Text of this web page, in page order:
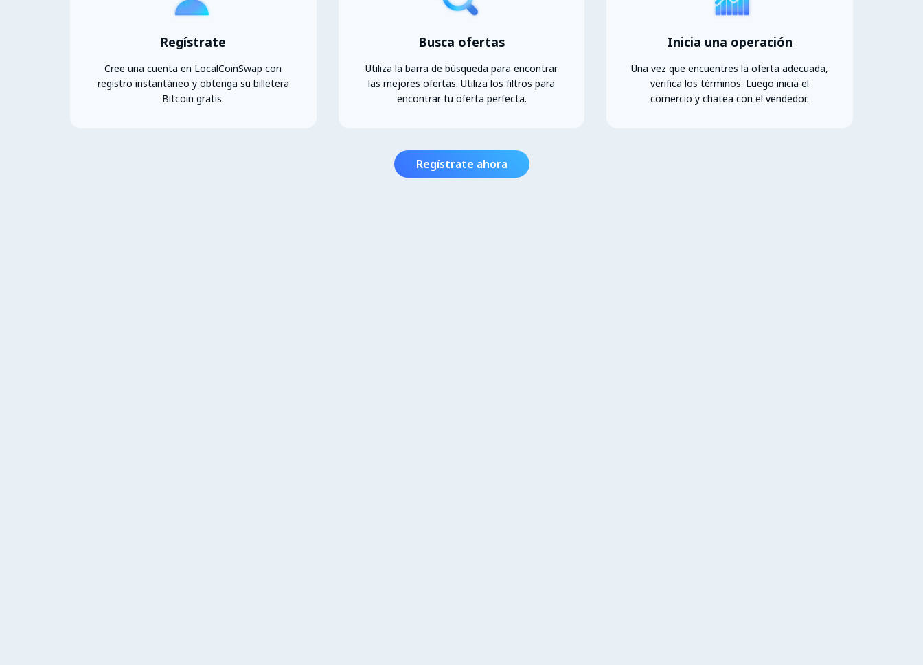
Regístrate
Cree una cuenta en LocalCoinSwap con
registro instantáneo y obtenga su billetera
Bitcoin gratis.
Busca ofertas
Utiliza la barra de búsqueda para encontrar
las mejores ofertas. Utiliza los filtros para
encontrar tu oferta perfecta.
Inicia una operación
Una vez que encuentres la oferta adecuada,
verifica los términos. Luego inicia el
comercio y chatea con el vendedor.
Regístrate ahora